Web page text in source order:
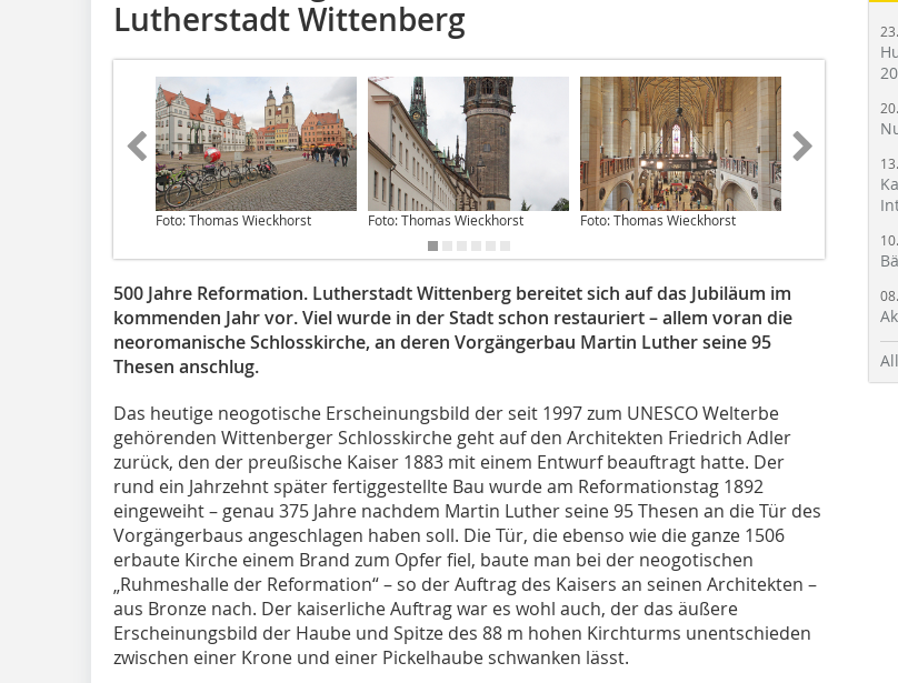
Lutherstadt Wittenberg
Foto: Thomas Wieckhorst Foto: Thomas Wieckhorst Foto: Thomas Wieckhorst Foto: Hans
500 Jahre Reformation. Lutherstadt Wittenberg bereitet sich auf das Jubiläum im
kommenden Jahr vor. Viel wurde in der Stadt schon restauriert – allem voran die
neoromanische Schlosskirche, an deren Vorgängerbau Martin Luther seine 95
Thesen anschlug.
Das heutige neogotische Erscheinungsbild der seit 1997 zum UNESCO Welterbe
gehörenden Wittenberger Schlosskirche geht auf den Architekten Friedrich Adler
zurück, den der preußische Kaiser 1883 mit einem Entwurf beauftragt hatte. Der
rund ein Jahrzehnt später fertiggestellte Bau wurde am Reformationstag 1892
eingeweiht – genau 375 Jahre nachdem Martin Luther seine 95 Thesen an die Tür des
Vorgängerbaus angeschlagen haben soll. Die Tür, die ebenso wie die ganze 1506
erbaute Kirche einem Brand zum Opfer fiel, baute man bei der neogotischen
„Ruhmeshalle der Reformation“ – so der Auftrag des Kaisers an seinen Architekten –
aus Bronze nach. Der kaiserliche Auftrag war es wohl auch, der das äußere
Erscheinungsbild der Haube und Spitze des 88 m hohen Kirchturms unentschieden
zwischen einer Krone und einer Pickelhaube schwanken lässt.